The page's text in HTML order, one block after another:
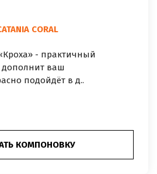
CORAL
- практичный
ваш
подойдёт в д..
КОМПОНОВКУ